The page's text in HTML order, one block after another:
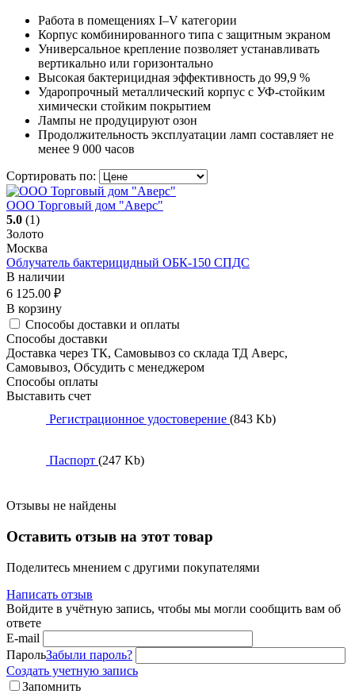
Работа в помещениях I–V категории
Корпус комбинированного типа с защитным экраном
Универсальное крепление позволяет устанавливать
вертикально или горизонтально
Высокая бактерицидная эффективность до 99,9 %
Ударопрочный металлический корпус с УФ‑стойким
химически стойким покрытием
Лампы не продуцируют озон
Продолжительность эксплуатации ламп составляет не
менее 9 000 часов
Сортировать по:
ООО Торговый дом "Аверс"
5.0 (1)
Золото
Москва
Облучатель бактерицидный ОБК-150 СПДС
В наличии
6 125.00 ₽
В корзину
Способы доставки и оплаты
Способы доставки
Доставка через ТК, Самовывоз со склада ТД Аверс,
Самовывоз, Обсудить с менеджером
Способы оплаты
Выставить счет
Регистрационное удостоверение (843 Kb)
Паспорт (247 Kb)
Отзывы не найдены
Оставить отзыв на этот товар
Поделитесь мнением с другими покупателями
Написать отзыв
Войдите в учётную запись, чтобы мы могли сообщить вам об
ответе
E-mail
ПарольЗабыли пароль?
Создать учетную запись
Запомнить